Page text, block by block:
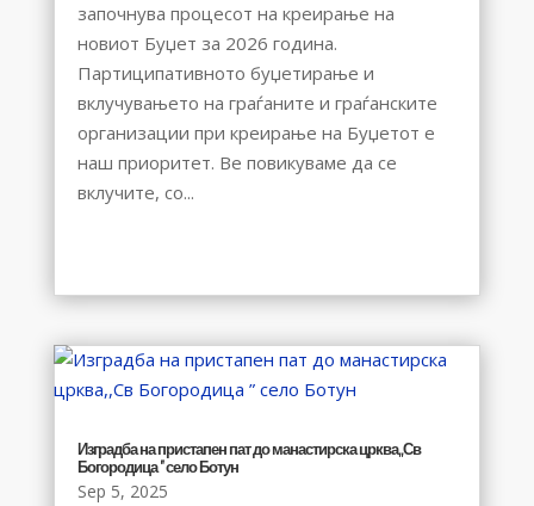
започнува процесот на креирање на
новиот Буџет за 2026 година.
Партиципативното буџетирање и
вклучувањето на граѓаните и граѓанските
организации при креирање на Буџетот е
наш приоритет. Ве повикуваме да се
вклучите, со...
Изградба на пристапен пат до манастирска црква,,Св
Богородица ” село Ботун
Sep 5, 2025